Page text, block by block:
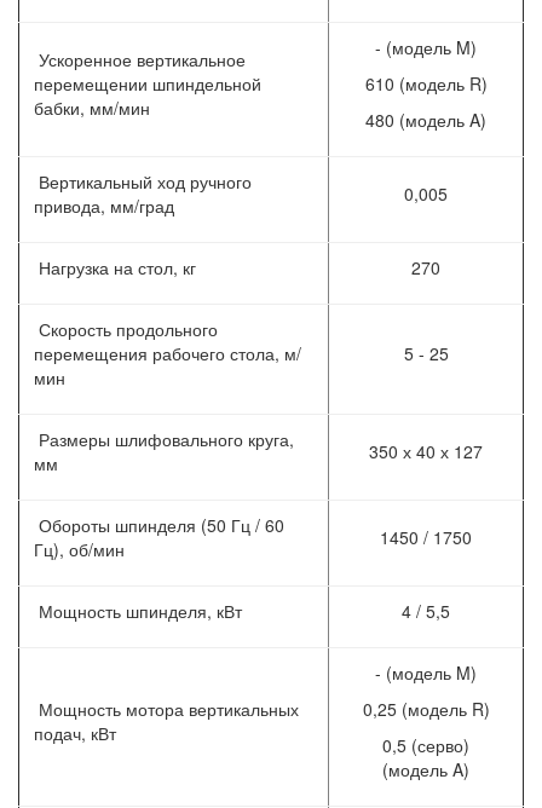
Ускоренное вертикальное
перемещении шпиндельной
бабки, мм/мин
- (модель M)
610 (модель R)
480 (модель A)
Вертикальный ход ручного
привода, мм/град
0,005
Нагрузка на стол, кг 270
Скорость продольного
перемещения рабочего стола, м/
мин
5 - 25
Размеры шлифовального круга,
мм
350 х 40 х 127
Обороты шпинделя (50 Гц / 60
Гц), об/мин
1450 / 1750
Мощность шпинделя, кВт 4 / 5,5
Мощность мотора вертикальных
подач, кВт
- (модель M)
0,25 (модель R)
0,5 (серво)
(модель A)